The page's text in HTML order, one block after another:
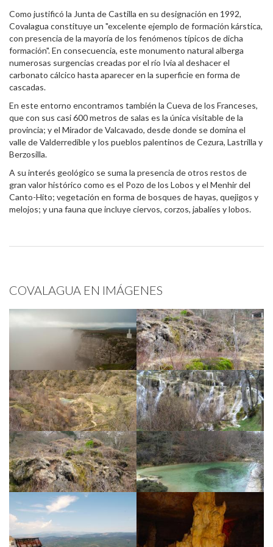
Como justificó la Junta de Castilla en su designación en 1992,
Covalagua constituye un "excelente ejemplo de formación kárstica,
con presencia de la mayoría de los fenómenos típicos de dicha
formación". En consecuencia, este monumento natural alberga
numerosas surgencias creadas por el río Ivia al deshacer el
carbonato cálcico hasta aparecer en la superficie en forma de
cascadas.
En este entorno encontramos también la Cueva de los Franceses,
que con sus casi 600 metros de salas es la única visitable de la
provincia; y el Mirador de Valcavado, desde donde se domina el
valle de Valderredible y los pueblos palentinos de Cezura, Lastrilla y
Berzosilla.
A su interés geológico se suma la presencia de otros restos de
gran valor histórico como es el Pozo de los Lobos y el Menhir del
Canto-Hito; vegetación en forma de bosques de hayas, quejigos y
melojos; y una fauna que incluye ciervos, corzos, jabalíes y lobos.
COVALAGUA EN IMÁGENES